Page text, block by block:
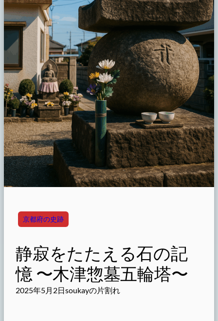
京都府の史跡
静寂をたたえる石の記
憶 〜木津惣墓五輪塔〜
2025年5月2日soukayの片割れ